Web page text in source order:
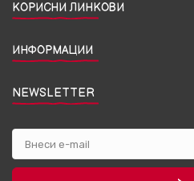
КОРИСНИ ЛИНКОВИ
ИНФОРМАЦИИ
NEWSLETTER